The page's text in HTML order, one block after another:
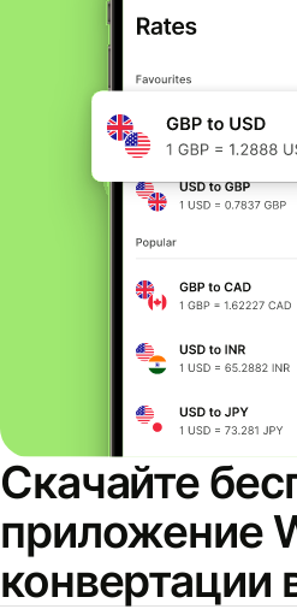
Скачайте
приложение
конвертации